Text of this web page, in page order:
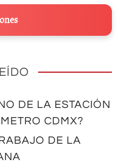
DE LA ESTACIÓN
CDMX?
DE LA